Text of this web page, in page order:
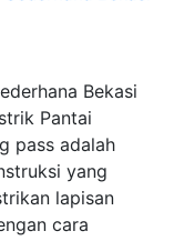
Bekasi
Pantai
pass adalah
yang
lapisan
cara